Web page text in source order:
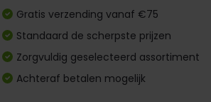
Gratis verzending vanaf €75
Standaard de scherpste prijzen
Zorgvuldig geselecteerd assortiment
Achteraf betalen mogelijk